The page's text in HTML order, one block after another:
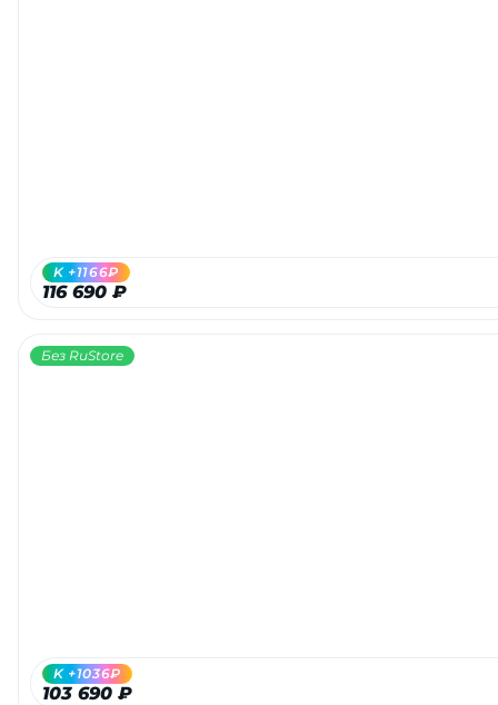
116 690 ₽
K +1166₽
Без RuStore
103 690 ₽
K +1036₽